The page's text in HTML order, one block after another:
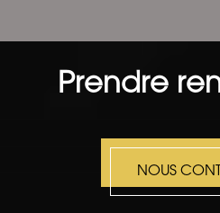
Prendre
NOUS